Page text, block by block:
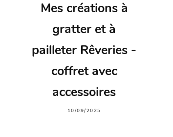
Mes créations à
gratter et à
pailleter Rêveries -
coffret avec
accessoires
10/09/2025